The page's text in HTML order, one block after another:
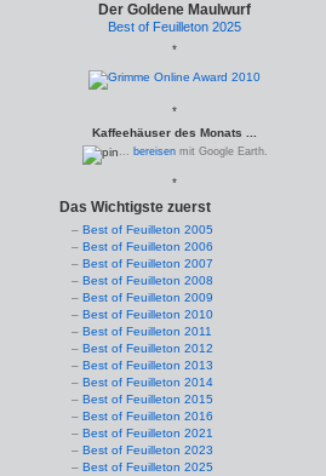
Der Goldene Maulwurf
Best of Feuilleton 2025
*
*
Kaffeehäuser des Monats ...
... bereisenmit Google Earth.
*
Das Wichtigste zuerst
Best of Feuilleton 2005
Best of Feuilleton 2006
Best of Feuilleton 2007
Best of Feuilleton 2008
Best of Feuilleton 2009
Best of Feuilleton 2010
Best of Feuilleton 2011
Best of Feuilleton 2012
Best of Feuilleton 2013
Best of Feuilleton 2014
Best of Feuilleton 2015
Best of Feuilleton 2016
Best of Feuilleton 2021
Best of Feuilleton 2023
Best of Feuilleton 2025